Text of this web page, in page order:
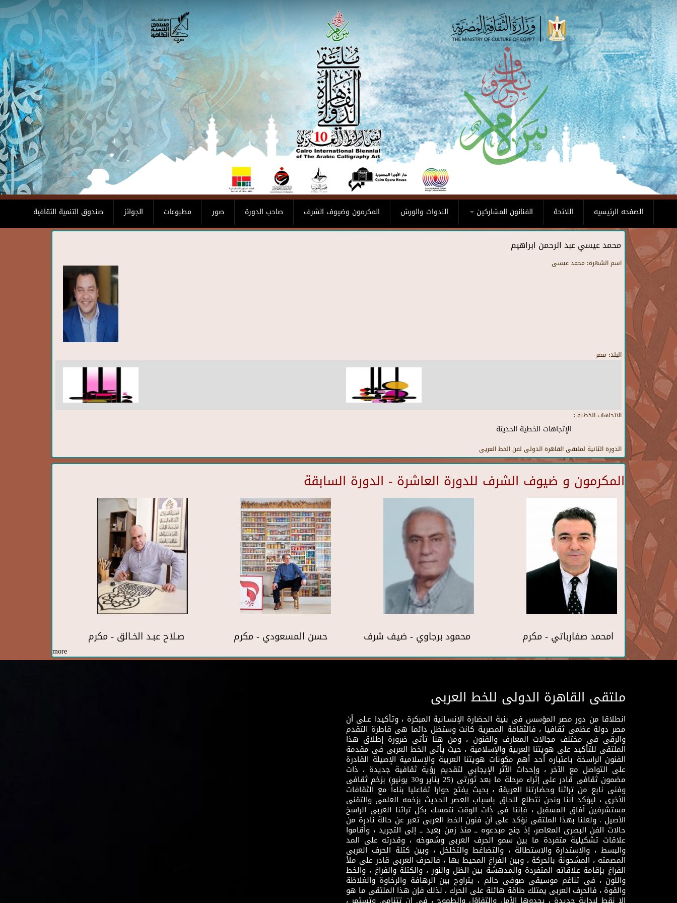
Skip to main content
صندوق التنمية الثقافية الجوائز مطبوعات صور صاحب الدورة المكرمون وضيوف الشرف الندوات والورش الفنانون المشاركين اللائحة الصفحه الرئيسيه
محمد عيسي عبد الرحمن ابراهيم
اسم الشهرة: محمد عيسى
البلد: مصر
الاتجاهات الخطية :
الإتجاهات الخطية الحديثة
الدورة الثانية لملتقى القاهرة الدولى لفن الخط العريى
المكرمون و ضيوف الشرف للدورة العاشرة - الدورة السابقة
صـلاح عبـد الخـالق - مكرم حسن المسعودي - مكرم محمود برجاوي - ضيف شرف امحمد صفارباتي - مكرم
more
ملتقى القاهرة الدولى للخط العربى
انطلاقا من دور مصر المؤسس فى بنية الحضارة الإنسـانية المبكرة ، وتأكيدا عـلى أن
مصر دولة عظمى ثقافيا ، فالثقافة المصرية كانت وستظل دائما هى قاطرة التقدم
والرقى فى مختلف مجالات المعارف والفنون ، ومن هنا تأتى ضرورة إطلاق هذا
الملتقى للتأكيد على هويتنا العربية والإسلامية ، حيث يأتى الخط العربى فى مقدمة
الفنون الراسخة باعتباره أحد أهم مكونات هويتنا العربية والإسلامية الإصيلة القادرة
على التواصل مع الآخر ، وإحداث الأثر الإيجابي لتقديم رؤية ثقافية جديدة ، ذات
مضمون ثقافى قادر على إثراء مرحلة ما بعد ثورتى (25 يناير و30 يونيو) بزخم ثقافى
وفنى نابع من تراثنا وحضارتنا العريقة ، بحيث يفتح حوارا تفاعليا بناءاً مع الثقافات
الأخرى ، ليؤكد أننا ونحن نتطلع للحاق باسباب العصر الحديث بزخمه العلمى والتقنى
مستشرفين آفاق المسقبل ، فإننا فى ذات الوقت نتمسك بكل تراثنا العربى الراسخ
الأصيل . ولعلنا بهذا الملتقى نؤكد على أن فنون الخط العربى تعبر عن حالة نادرة من
حالات الفن البصرى المعاصر، إذ جنح مبدعوه ــ منذ زمن بعيد ــ إلى التجريد ، وأقاموا
علاقات تشكيلية متفردة ما بين سمو الحرف العربى وشموخه ، وقدرته على المد
والبسط ، والاستدارة والاستطالة ، والتضاغط والتخلخل ، وبين كتلة الحرف العربى
المصمته ، المشحونة بالحركة ، وبين الفراغ المحيط بها ، فالحرف العربى قادر على ملأ
الفراغ بإقامة علاقاته المتفردة والمدهشة بين الظل والنور ، والكتلة والفراغ ، والخط
واللون ، فى تناغم موسيقى صوفى حالم ، يتراوح بين الرهافة والرخاوة والغلاظة
والقوة ، فالحرف العربى يمتلك طاقة هائلة على الحرك ، لذلك فإن هذا الملتقى ما هو